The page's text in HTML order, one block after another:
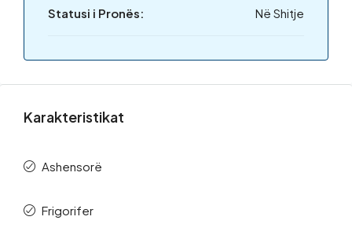
Statusi i Pronës: Në Shitje
Karakteristikat
Ashensorë
Frigorifer